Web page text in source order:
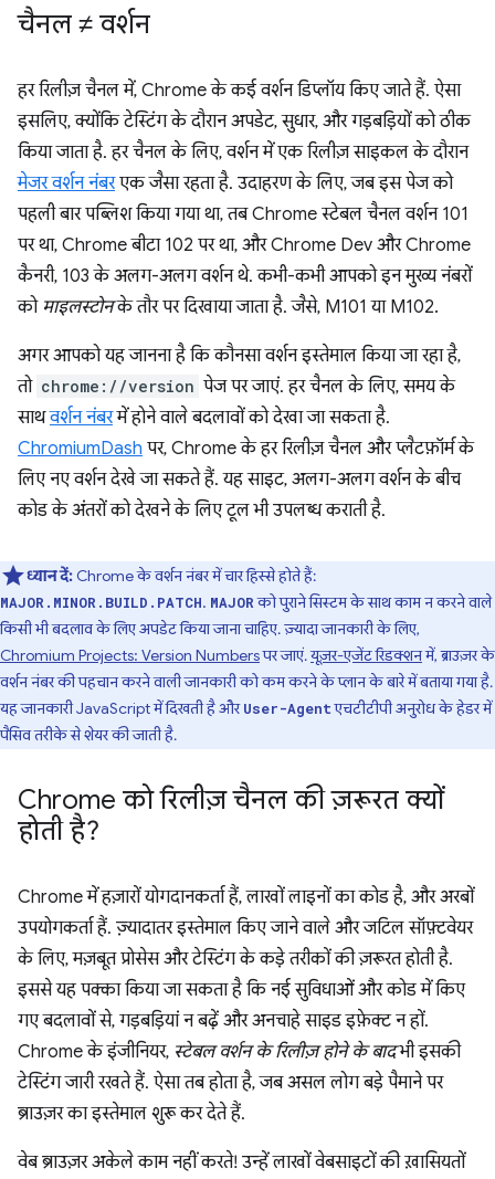
चैनल ≠ वर्शन
हर रिलीज़ चैनल में, Chrome के कई वर्शन डिप्लॉय किए जाते हैं. ऐसा
इसलिए, क्योंकि टेस्टिंग के दौरान अपडेट, सुधार, और गड़बड़ियों को ठीक
किया जाता है. हर चैनल के लिए, वर्शन में एक रिलीज़ साइकल के दौरान
मेजर वर्शन नंबरएक जैसा रहता है. उदाहरण के लिए, जब इस पेज को
पहली बार पब्लिश किया गया था, तब Chrome स्टेबल चैनल वर्शन 101
पर था, Chrome बीटा 102 पर था, और Chrome Dev और Chrome
कैनरी, 103 के अलग-अलग वर्शन थे. कभी-कभी आपको इन मुख्य नंबरों
को माइलस्टोनके तौर पर दिखाया जाता है. जैसे, M101 या M102.
अगर आपको यह जानना है कि कौनसा वर्शन इस्तेमाल किया जा रहा है,
तो chrome://version पेज पर जाएं. हर चैनल के लिए, समय के
साथवर्शन नंबरमें होने वाले बदलावों को देखा जा सकता है.
ChromiumDash पर, Chrome के हर रिलीज़ चैनल और प्लैटफ़ॉर्म के
लिए नए वर्शन देखे जा सकते हैं. यह साइट, अलग-अलग वर्शन के बीच
कोड के अंतरों को देखने के लिए टूल भी उपलब्ध कराती है.
ध्यान दें: Chrome के वर्शन नंबर में चार हिस्से होते हैं:
MAJOR.MINOR.BUILD.PATCH. MAJORको पुराने सिस्टम के साथ काम न करने वाले
किसी भी बदलाव के लिए अपडेट किया जाना चाहिए. ज़्यादा जानकारी के लिए,
Chromium Projects: Version Numbersपर जाएं.यूज़र-एजेंट रिडक्शनमें, ब्राउज़र के
वर्शन नंबर की पहचान करने वाली जानकारी को कम करने के प्लान के बारे में बताया गया है.
यह जानकारी JavaScript में दिखती है औरUser-Agentएचटीटीपी अनुरोध के हेडर में
पैसिव तरीके से शेयर की जाती है.
Chrome को रिलीज़ चैनल की ज़रूरत क्यों
होती है?
Chrome में हज़ारों योगदानकर्ता हैं, लाखों लाइनों का कोड है, और अरबों
उपयोगकर्ता हैं. ज़्यादातर इस्तेमाल किए जाने वाले और जटिल सॉफ़्टवेयर
के लिए, मज़बूत प्रोसेस और टेस्टिंग के कड़े तरीकों की ज़रूरत होती है.
इससे यह पक्का किया जा सकता है कि नई सुविधाओं और कोड में किए
गए बदलावों से, गड़बड़ियां न बढ़ें और अनचाहे साइड इफ़ेक्ट न हों.
Chrome के इंजीनियर, स्टेबल वर्शन के रिलीज़ होने के बादभी इसकी
टेस्टिंग जारी रखते हैं. ऐसा तब होता है, जब असल लोग बड़े पैमाने पर
ब्राउज़र का इस्तेमाल शुरू कर देते हैं.
वेब ब्राउज़र अकेले काम नहीं करते! उन्हें लाखों वेबसाइटों की ख़ासियतों